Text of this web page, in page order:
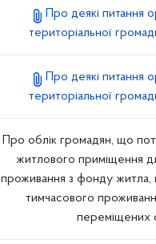
Про деякі питання
територіальної
Про деякі питання
територіальної
Про облік громадян, що
житлового приміщення
проживання з фонду житла,
тимчасового
переміщених